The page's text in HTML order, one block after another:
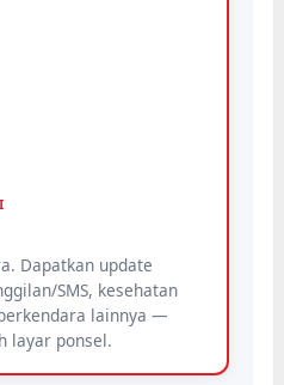
Dapatkan update
SMS, kesehatan
lainnya —
layar ponsel.